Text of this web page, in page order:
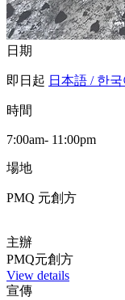
日期
即日起 日本語 / 한국
時間
7:00am- 11:00pm
場地
PMQ 元創方
主辦
PMQ元創方
View details
宣傳